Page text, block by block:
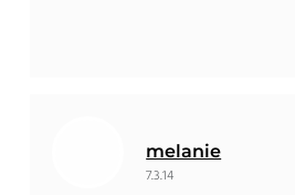
melanie
7.3.14